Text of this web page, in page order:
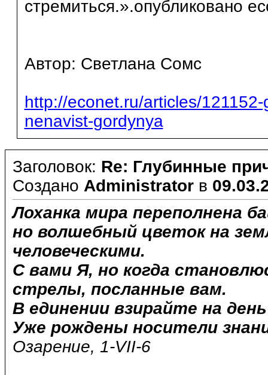
стремиться.».опубликовано
Автор: Светлана Сомс
http://econet.ru/articles/
nenavist-gordynya
Заголовок: Re: Глубинные
Создано Administrator в
Лоханка мира переполнена
но волшебный цветок на
человеческими.
С вами Я, но когда
стрелы, посланные вам.
В единении взирайте на
Уже рождены носители
Озарение, 1-VII-6